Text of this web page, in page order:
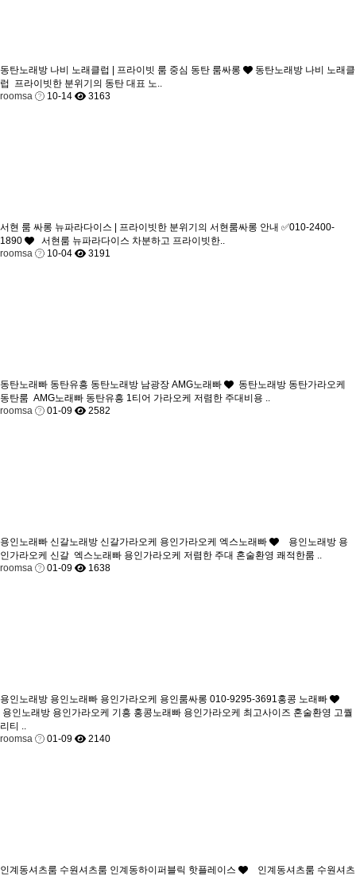
동탄노래방 나비 노래클럽 | 프라이빗 룸 중심 동탄 룸싸롱
동탄노래방 나비 노래클
럽 프라이빗한 분위기의 동탄 대표 노..
roomsa
10-14 3163
서현 룸 싸롱 뉴파라다이스 | 프라이빗한 분위기의 서현룸싸롱 안내 ✅010-2400-
1890
서현룸 뉴파라다이스 차분하고 프라이빗한..
roomsa
10-04 3191
동탄노래빠 동탄유흥 동탄노래방 남광장 AMG노래빠
동탄노래방 동탄가라오케
동탄룸 AMG노래빠 동탄유흥 1티어 가라오케 저렴한 주대비용 ..
roomsa
01-09 2582
용인노래빠 신갈노래방 신갈가라오케 용인가라오케 엑스노래빠
용인노래방 용
인가라오케 신갈 엑스노래빠 용인가라오케 저렴한 주대 혼술환영 쾌적한룸 ..
roomsa
01-09 1638
용인노래방 용인노래빠 용인가라오케 용인룸싸롱 010-9295-3691홍콩 노래빠
용인노래방 용인가라오케 기흥 홍콩노래빠 용인가라오케 최고사이즈 혼술환영 고퀄
리티 ..
roomsa
01-09 2140
인계동셔츠룸 수원셔츠룸 인계동하이퍼블릭 핫플레이스
인계동셔츠룸 수원셔츠